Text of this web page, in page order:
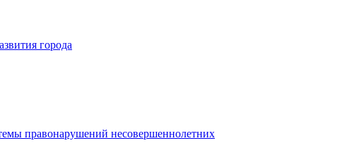
города
правонарушений несовершеннолетних